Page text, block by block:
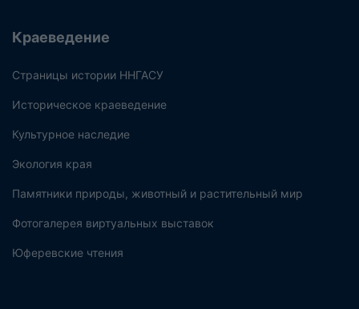
Краеведение
Страницы истории ННГАСУ
Историческое краеведение
Культурное наследие
Экология края
Памятники природы, животный и растительный мир
Фотогалерея виртуальных выставок
Юферевские чтения